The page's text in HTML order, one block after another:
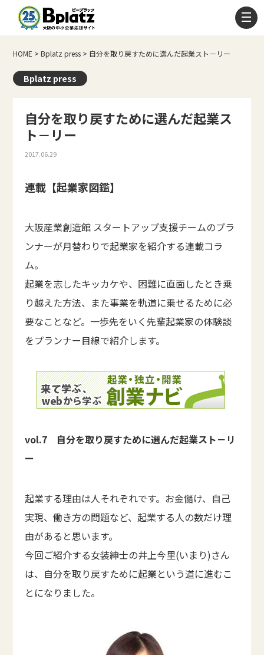
HOME >Bplatz press > 自分を取り戻すために選んだ起業スト－リー
Bplatz press
自分を取り戻すために選んだ起業ス
ト－リー
2017.06.29
連載【起業家図鑑】
大阪産業創造館 スタートアップ支援チームのプラ
ンナーが月替わりで起業家を紹介する連載コラ
ム。
起業を志したキッカケや、困難に直面したとき乗
り越えた方法、また事業を軌道に乗せるために必
要なことなど。一歩先をいく先輩起業家の体験談
をプランナー目線で紹介します。
vol.7 自分を取り戻すために選んだ起業スト－リ
ー
起業する理由は人それぞれです。お金儲け、自己
実現、働き方の問題など、起業する人の数だけ理
由があると思います。
今回ご紹介する女装紳士の井上今里(いまり)さん
は、自分を取り戻すために起業という道に進むこ
とになりました。